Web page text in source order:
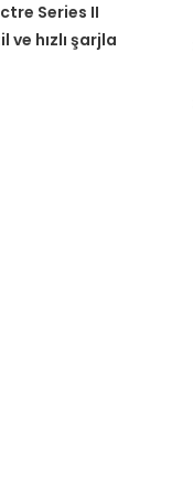
Series II
ve hızlı şarjla